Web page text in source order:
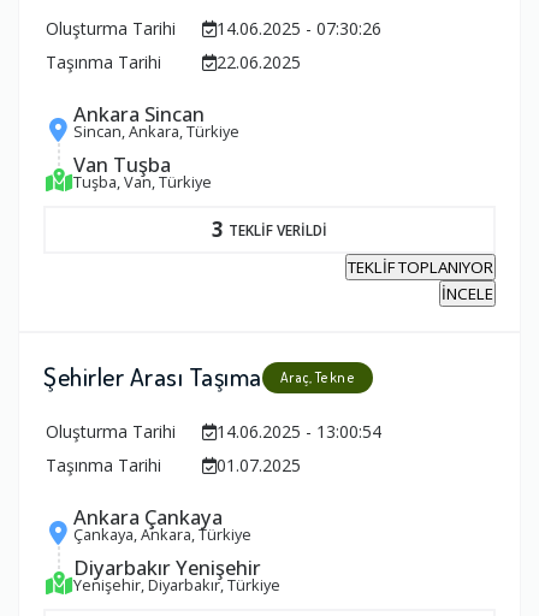
Oluşturma Tarihi
14.06.2025 - 07:30:26
Taşınma Tarihi
22.06.2025
Ankara Sincan
Sincan, Ankara, Türkiye
Van Tuşba
Tuşba, Van, Türkiye
3 TEKLİF VERİLDİ
TEKLİF TOPLANIYOR
İNCELE
Şehirler Arası Taşıma Araç, Tekne
Oluşturma Tarihi
14.06.2025 - 13:00:54
Taşınma Tarihi
01.07.2025
Ankara Çankaya
Çankaya, Ankara, Türkiye
Diyarbakır Yenişehir
Yenişehir, Diyarbakır, Türkiye